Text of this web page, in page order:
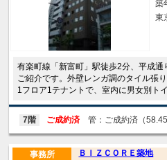
築
東
有楽町線「新富町」駅徒歩2分、平成
ご紹介です。外壁レンガ調のタイル張
1フロア1テナントで、室内に男女別ト
7階 ご成約済 管：ご成約済（58.45
ＢＩＺＣＯＲＥ築地
事務所